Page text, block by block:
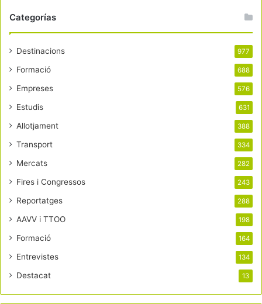
Categorías
Destinacions 977
Formació 688
Empreses 576
Estudis 631
Allotjament 388
Transport 334
Mercats 282
Fires i Congressos 243
Reportatges 288
AAVV i TTOO 198
Formació 164
Entrevistes 134
Destacat 13